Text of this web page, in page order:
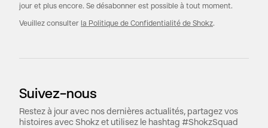
jour et plus encore. Se désabonner est possible à tout moment.
Veuillez consulter la Politique de Confidentialité de Shokz.
Suivez-nous
Restez à jour avec nos dernières actualités, partagez vos
histoires avec Shokz et utilisez le hashtag #ShokzSquad